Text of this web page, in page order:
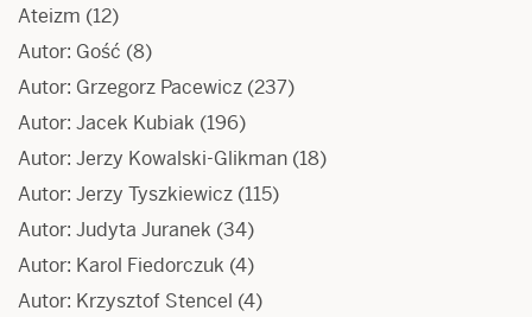
Ateizm (12)
Autor: Gość (8)
Autor: Grzegorz Pacewicz (237)
Autor: Jacek Kubiak (196)
Autor: Jerzy Kowalski-Glikman (18)
Autor: Jerzy Tyszkiewicz (115)
Autor: Judyta Juranek (34)
Autor: Karol Fiedorczuk (4)
Autor: Krzysztof Stencel (4)